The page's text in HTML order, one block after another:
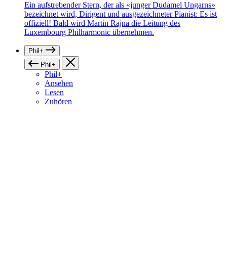
Ein aufstrebender Stern, der als «junger Dudamel Ungarns»
bezeichnet wird, Dirigent und ausgezeichneter Pianist: Es ist
offiziell! Bald wird Martin Rajna die Leitung des
Luxembourg Philharmonic übernehmen.
Phil+
Phil+
Phil+
Ansehen
Lesen
Zuhören